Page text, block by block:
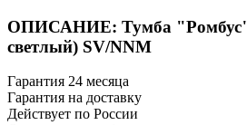
ОПИСАНИЕ: Тумба "Ромбус"
светлый) SV/NNM
Гарантия 24 месяца
Гарантия на доставку
Действует по России